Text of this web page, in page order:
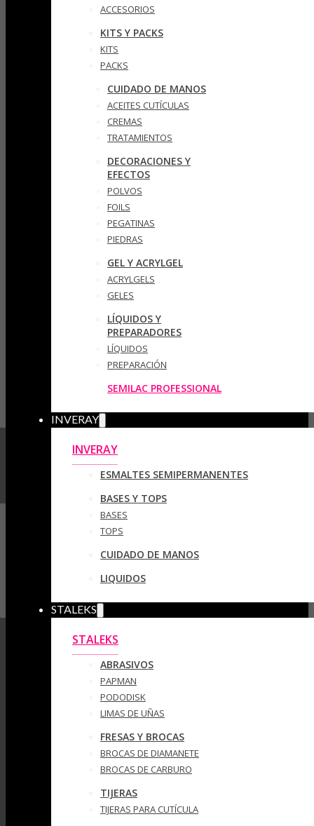
ACCESORIOS
KITS Y PACKS
KITS
PACKS
CUIDADO DE MANOS
ACEITES CUTÍCULAS
CREMAS
TRATAMIENTOS
DECORACIONES Y
EFECTOS
POLVOS
FOILS
PEGATINAS
PIEDRAS
GEL Y ACRYLGEL
ACRYLGELS
GELES
LÍQUIDOS Y
PREPARADORES
LÍQUIDOS
PREPARACIÓN
SEMILAC PROFESSIONAL
INVERAY
INVERAY
ESMALTES SEMIPERMANENTES
BASES Y TOPS
BASES
TOPS
CUIDADO DE MANOS
LIQUIDOS
STALEKS
STALEKS
ABRASIVOS
PAPMAN
PODODISK
LIMAS DE UÑAS
FRESAS Y BROCAS
BROCAS DE DIAMANETE
BROCAS DE CARBURO
TIJERAS
TIJERAS PARA CUTÍCULA